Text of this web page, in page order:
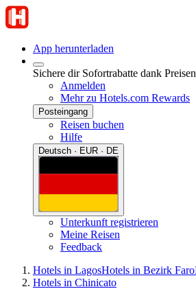
App herunterladen
Sichere dir Sofortrabatte dank
Anmelden
Mehr zu Hotels.com Rewards
Posteingang
Reisen buchen
Hilfe
Deutsch · EUR · DE
Unterkunft registrieren
Meine Reisen
Feedback
Hotels in LagosHotels in Bezirk Faro
Hotels in Chinicato